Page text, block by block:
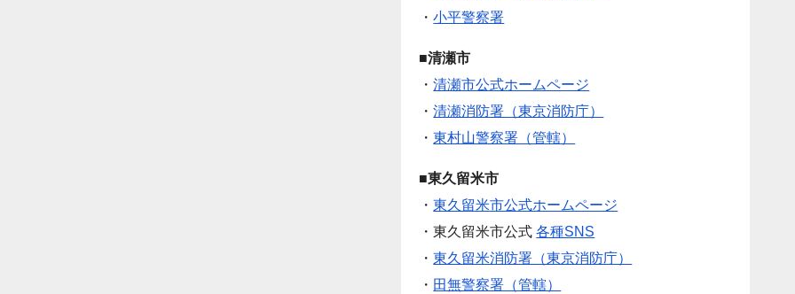
・小平警察署
■清瀬市
・清瀬市公式ホームページ
・清瀬消防署（東京消防庁）
・東村山警察署（管轄）
■東久留米市
・東久留米市公式ホームページ
・東久留米市公式各種SNS
・東久留米消防署（東京消防庁）
・ 田無警察署（管轄）